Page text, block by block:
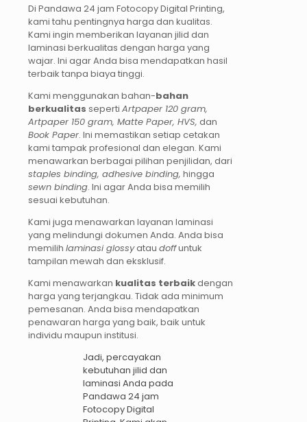
Di Pandawa 24 jam Fotocopy Digital Printing,
kami tahu pentingnya harga dan kualitas.
Kami ingin memberikan layanan jilid dan
laminasi berkualitas dengan harga yang
wajar. Ini agar Anda bisa mendapatkan hasil
terbaik tanpa biaya tinggi.
Kami menggunakan bahan-bahan
berkualitas seperti Artpaper 120 gram,
Artpaper 150 gram, Matte Paper, HVS, dan
Book Paper. Ini memastikan setiap cetakan
kami tampak profesional dan elegan. Kami
menawarkan berbagai pilihan penjilidan, dari
staples binding, adhesive binding, hingga
sewn binding. Ini agar Anda bisa memilih
sesuai kebutuhan.
Kami juga menawarkan layanan laminasi
yang melindungi dokumen Anda. Anda bisa
memilih laminasi glossyatau doffuntuk
tampilan mewah dan eksklusif.
Kami menawarkan kualitas terbaikdengan
harga yang terjangkau. Tidak ada minimum
pemesanan. Anda bisa mendapatkan
penawaran harga yang baik, baik untuk
individu maupun institusi.
Jadi, percayakan
kebutuhan jilid dan
laminasi Anda pada
Pandawa 24 jam
Fotocopy Digital